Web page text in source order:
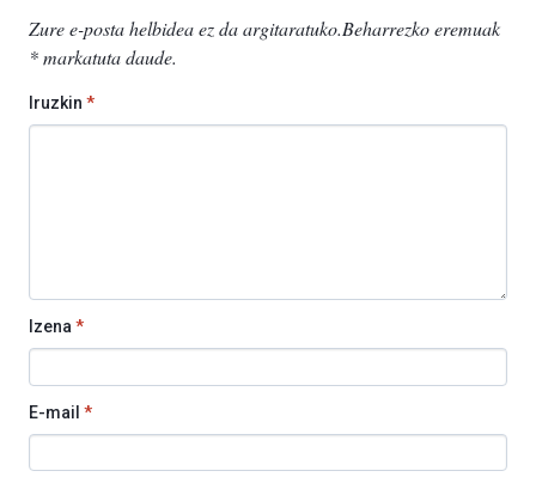
Zure e-posta helbidea ez da argitaratuko.Beharrezko eremuak
*markatuta daude.
Iruzkin *
Izena *
E-mail *